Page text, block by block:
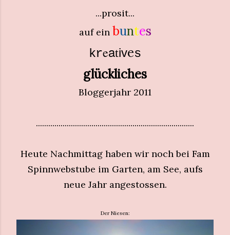
...prosit...
auf ein buntes
kreatives
glückliches
Bloggerjahr 2011
.............................................................................
Heute Nachmittag haben wir noch bei Fam
Spinnwebstube im Garten, am See, aufs
neue Jahr angestossen.
Der Niesen: